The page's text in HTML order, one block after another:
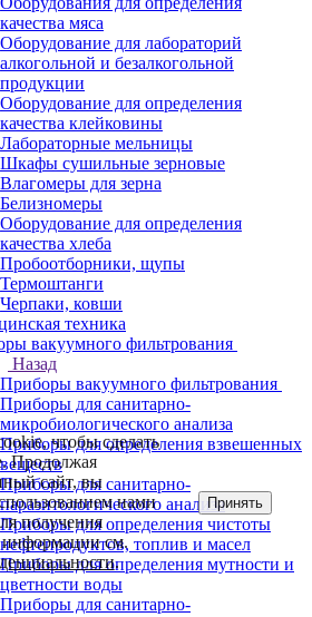
качества мяса
Оборудование для лабораторий
алкогольной и безалкогольной
продукции
Оборудование для определения
качества клейковины
Лабораторные мельницы
Шкафы сушильные зерновые
Влагомеры для зерна
Белизномеры
Оборудование для определения
качества хлеба
Пробоотборники, щупы
Термоштанги
Черпаки, ковши
техника
вакуумного фильтрования
Назад
Приборы вакуумного фильтрования
Приборы для санитарно-
микробиологического анализа
Приборы для определения взвешенных
веществ
Приборы для санитарно-
паразитологического анализа
Приборы для определения чистоты
нефтепродуктов, топлив и масел
Приборы для определения мутности и
цветности воды
Приборы для санитарно-
чтобы сделать
Продолжая
сайт, вы
нами
получения
информации см.
.
Принять